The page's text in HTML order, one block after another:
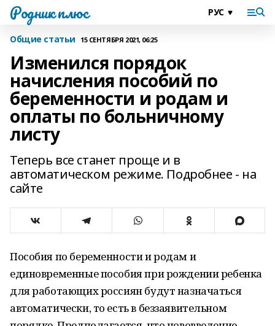
Родник плюс
Общие статьи 15 СЕНТЯБРЯ 2021, 06:25
Изменился порядок
начисления пособий по
беременности и родам и
оплаты по больничному
листу
Теперь все станет проще и в
автоматическом режиме. Подробнее - на
сайте
Пособия по беременности и родам и
единовременные пособия при рождении ребенка
для работающих россиян будут назначаться
автоматически, то есть в беззаявительном